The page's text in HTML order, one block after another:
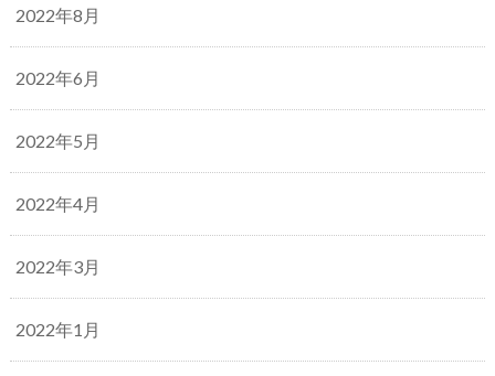
2022年8月
2022年6月
2022年5月
2022年4月
2022年3月
2022年1月